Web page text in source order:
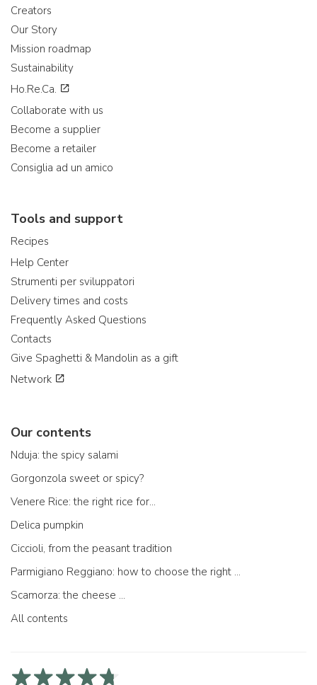
Creators
Our Story
Mission roadmap
Sustainability
Ho.Re.Ca.
Collaborate with us
Become a supplier
Become a retailer
Consiglia ad un amico
Tools and support
Recipes
Help Center
Strumenti per sviluppatori
Delivery times and costs
Frequently Asked Questions
Contacts
Give Spaghetti & Mandolin as a gift
Network
Our contents
Nduja: the spicy salami
Gorgonzola sweet or spicy?
Venere Rice: the right rice for...
Delica pumpkin
Ciccioli, from the peasant tradition
Parmigiano Reggiano: how to choose the right one
Scamorza: the cheese ...
All contents